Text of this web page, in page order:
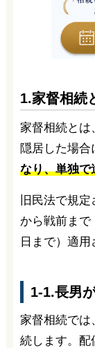
1.家督相続
家督相続とは
隠居した場合
なり、単独で
旧民法で規
から戦前まで
日まで）適用
1-1.長男
家督相続では
続します。配